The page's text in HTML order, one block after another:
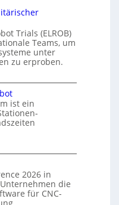
Trials (ELROB)
Teams, um
unter
zu erproben.
ist ein
2026 in
die
für CNC-